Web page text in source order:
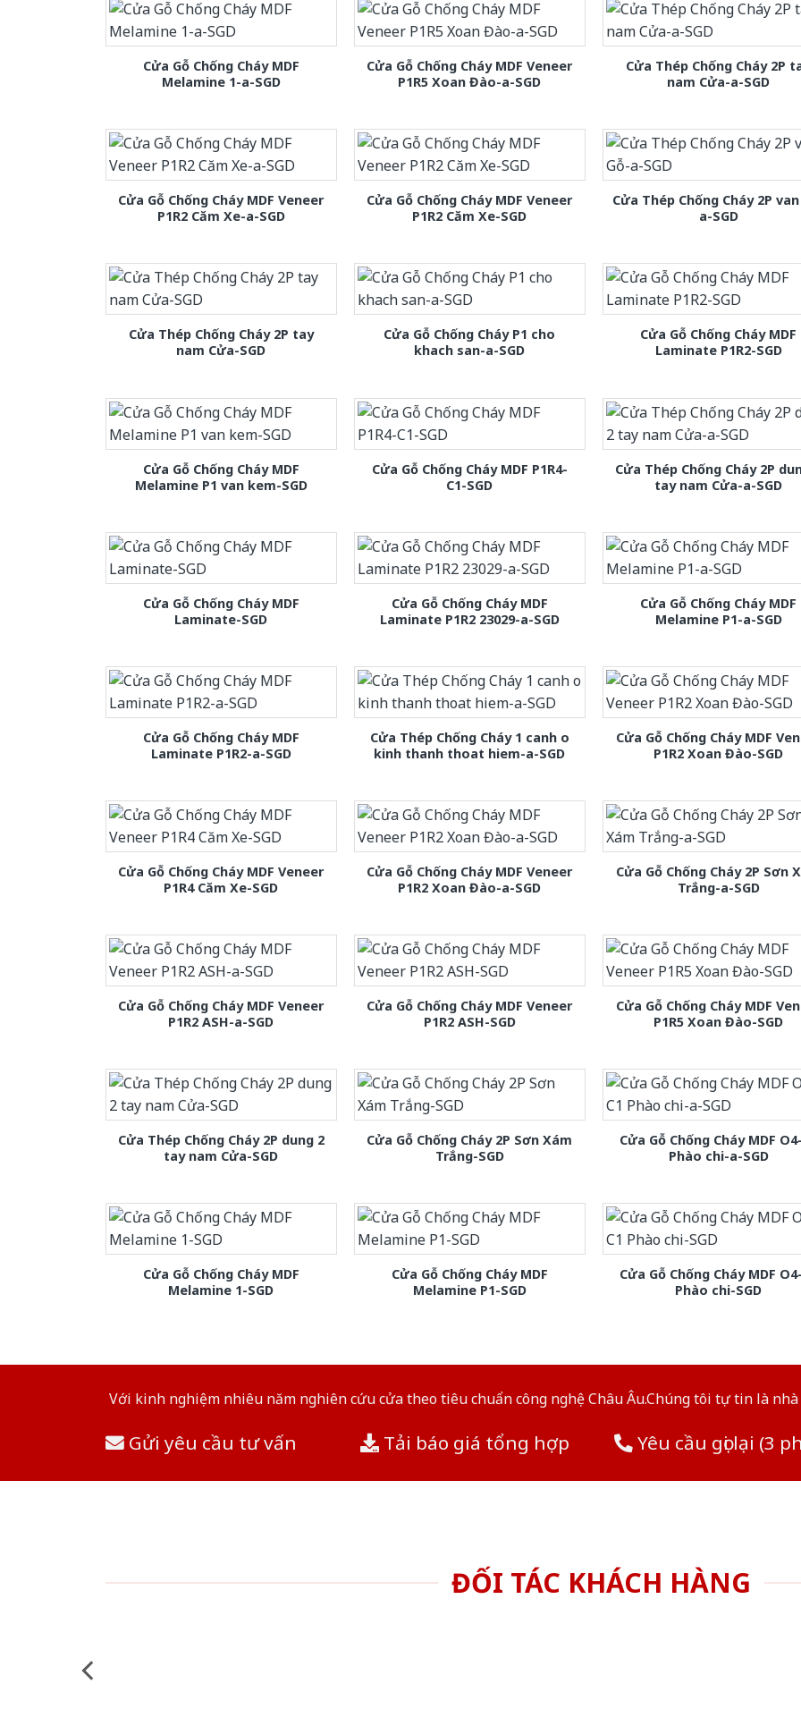
Cửa Gỗ Chống Cháy MDF
Melamine 1-a-SGD
Cửa Gỗ Chống Cháy MDF Veneer
P1R5 Xoan Đào-a-SGD
Cửa Thép Chống Cháy 2P
nam Cửa-a-SGD
Cửa Gỗ Chống Cháy MDF Veneer
P1R2 Căm Xe-a-SGD
Cửa Gỗ Chống Cháy MDF Veneer
P1R2 Căm Xe-SGD
Cửa Thép Chống Cháy 2P
a-SGD
Cửa Thép Chống Cháy 2P tay
nam Cửa-SGD
Cửa Gỗ Chống Cháy P1 cho
khach san-a-SGD
Cửa Gỗ Chống Cháy MDF
Laminate P1R2-SGD
Cửa Gỗ Chống Cháy MDF
Melamine P1 van kem-SGD
Cửa Gỗ Chống Cháy MDF P1R4-
C1-SGD
Cửa Thép Chống Cháy 2P
tay nam Cửa-a-SGD
Cửa Gỗ Chống Cháy MDF
Laminate-SGD
Cửa Gỗ Chống Cháy MDF
Laminate P1R2 23029-a-SGD
Cửa Gỗ Chống Cháy MDF
Melamine P1-a-SGD
Cửa Gỗ Chống Cháy MDF
Laminate P1R2-a-SGD
Cửa Thép Chống Cháy 1 canh o
kinh thanh thoat hiem-a-SGD
Cửa Gỗ Chống Cháy MDF
P1R2 Xoan Đào-SGD
Cửa Gỗ Chống Cháy MDF Veneer
P1R4 Căm Xe-SGD
Cửa Gỗ Chống Cháy MDF Veneer
P1R2 Xoan Đào-a-SGD
Cửa Gỗ Chống Cháy 2P Sơn
Trắng-a-SGD
Cửa Gỗ Chống Cháy MDF Veneer
P1R2 ASH-a-SGD
Cửa Gỗ Chống Cháy MDF Veneer
P1R2 ASH-SGD
Cửa Gỗ Chống Cháy MDF
P1R5 Xoan Đào-SGD
Cửa Thép Chống Cháy 2P dung 2
tay nam Cửa-SGD
Cửa Gỗ Chống Cháy 2P Sơn Xám
Trắng-SGD
Cửa Gỗ Chống Cháy MDF
Phào chi-a-SGD
Cửa Gỗ Chống Cháy MDF
Melamine 1-SGD
Cửa Gỗ Chống Cháy MDF
Melamine P1-SGD
Cửa Gỗ Chống Cháy MDF
Phào chi-SGD
Với kinh nghiệm nhiêu năm nghiên cứu cửa theo tiêu chuẩn công nghệ Châu Âu.Chúng tôi tự tin là
Gửi yêu cầu tư vấn Tải báo giá tổng hợp Yêu cầu gọi lại (3
ĐỐI TÁC KHÁCH HÀNG